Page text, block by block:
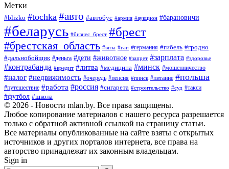
Метки
#blizko #tochka #авто #автобус #армия #аукцион #барановичи
#беларусь #бизнес_брест #брест
#брестская_область #виза #гаи #германия #гибель #гродно
#дальнобойщик #деньга #дети #животное #запрет #зарплата #здоровье
#контрабанда #кредит #литва #медицина #минск #мошенничество
#налог #недвижимость #очередь #пенсия #пинск #питание #польша
#путешествие #работа #россия #сигарета #строительство #суд #такси
#футбол #школа
© 2026 - Новости mlan.by. Все права защищены.
Любое копирование материалов с нашего ресурса разрешается
только с обратной активной ссылкой на страницу статьи.
Все материалы опубликованные на сайте взяты с открытых
источников и других порталов интернета, все права на
авторство принадлежат их законным владельцам.
Sign in